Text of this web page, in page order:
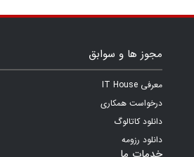
مجوز ها و سوابق
معرفی IT House
درخواست همکاری
دانلود کاتالوگ
دانلود رزومه